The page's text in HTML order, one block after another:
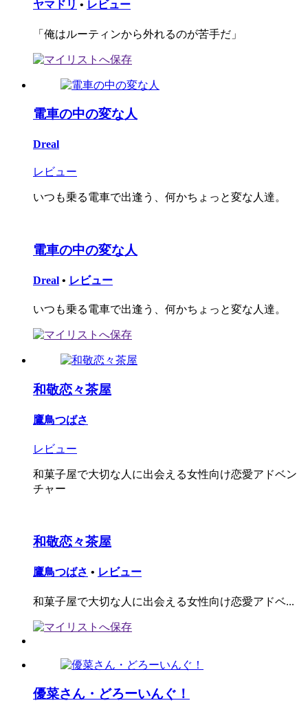
ヤマドリ • レビュー
「俺はルーティンから外れるのが苦手だ」
電車の中の変な人
Dreal
レビュー
いつも乗る電車で出逢う、何かちょっと変な人達。
電車の中の変な人
Dreal • レビュー
いつも乗る電車で出逢う、何かちょっと変な人達。
和敬恋々茶屋
鷹鳥つばさ
レビュー
和菓子屋で大切な人に出会える女性向け恋愛アドベン
チャー
和敬恋々茶屋
鷹鳥つばさ • レビュー
和菓子屋で大切な人に出会える女性向け恋愛アドベ...
優菜さん・どろーいんぐ！